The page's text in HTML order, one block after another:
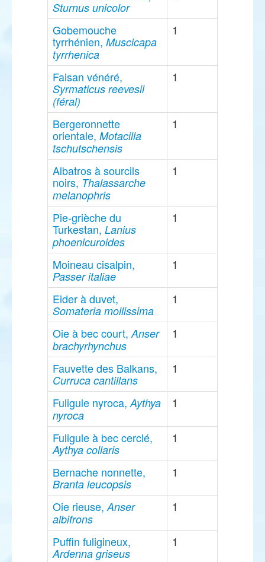
Sturnus unicolor
Gobemouche
tyrrhénien, Muscicapa
tyrrhenica
1
Faisan vénéré,
Syrmaticus reevesii
(féral)
1
Bergeronnette
orientale, Motacilla
tschutschensis
1
Albatros à sourcils
noirs, Thalassarche
melanophris
1
Pie-grièche du
Turkestan, Lanius
phoenicuroides
1
Moineau cisalpin,
Passer italiae
1
Eider à duvet,
Somateria mollissima
1
Oie à bec court,Anser
brachyrhynchus
1
Fauvette des Balkans,
Curruca cantillans
1
Fuligule nyroca,Aythya
nyroca
1
Fuligule à bec cerclé,
Aythya collaris
1
Bernache nonnette,
Branta leucopsis
1
Oie rieuse,Anser
albifrons
1
Puffin fuligineux,
Ardenna griseus
1